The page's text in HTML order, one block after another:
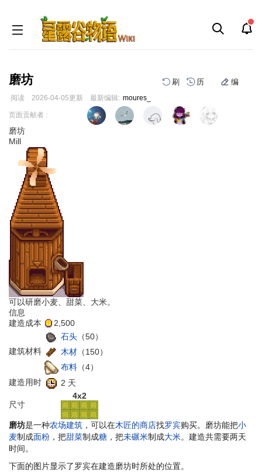
磨坊 刷 历 编
阅读 2026-04-05更新 最新编辑: moures_
跳
导
航
跳
搜
索
页面贡献者 :
磨坊
Mill
可以研磨小麦、甜菜、大米。
信息
建造成本
2,500
建筑材料
石头 （50）
木材 （150）
布料 （4）
建造用时
2 天
尺寸
4x2
磨坊是一种农场建筑 ，可以在木匠的商店找罗宾购买。磨坊能把小
麦制成面粉 ，把甜菜制成糖 ，把未碾米制成大米。建造共需要两天
时间。
下面的图片显示了罗宾在建造磨坊时所处的位置。